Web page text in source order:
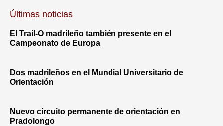
Últimas noticias
El Trail-O madrileño también presente en el
Campeonato de Europa
Dos madrileños en el Mundial Universitario de
Orientación
Nuevo circuito permanente de orientación en
Pradolongo